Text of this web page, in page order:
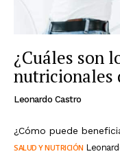
¿Cuáles son
nutricionales
Leonardo Castro
¿Cómo puede
SALUD Y NUTRICIÓN